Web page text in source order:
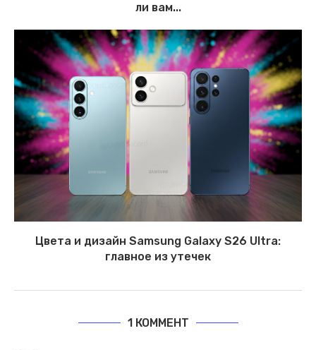
ли вам...
Цвета и дизайн Samsung Galaxy S26 Ultra:
главное из утечек
1 КОММЕНТ